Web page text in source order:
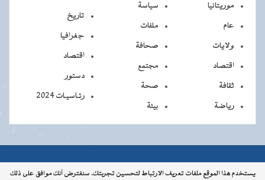
موريتانيا
عام
ولايات
اقتصاد
ثقافة
رياضة
سياسة
ملفات
صحافة
مجتمع
صحة
بيئة
تاريخ
جغرافيا
اقتصاد
دستور
رئـاسيـات 2024
جميــــع جميع الحقوق محفوظة © 2026 - الوكالة الموريتانية للأنباء
يستخدم هذا الموقع ملفات تعريف الارتباط لتحسين تجربتك. سنفترض أنك موافق على ذلك